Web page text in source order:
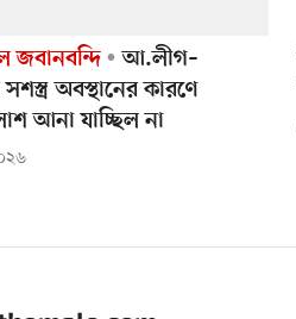
জবানবন্দি
আ.লীগ–
অবস্থানের কারণে
আনা যাচ্ছিল না